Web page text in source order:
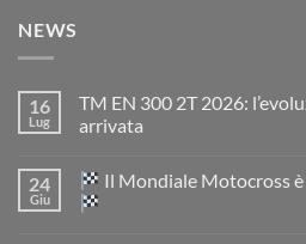
NEWS
16
Lug
TM EN 300 2T 2026:
arrivata
su
TM
EN
24
Giu
Il Mondiale Motocross